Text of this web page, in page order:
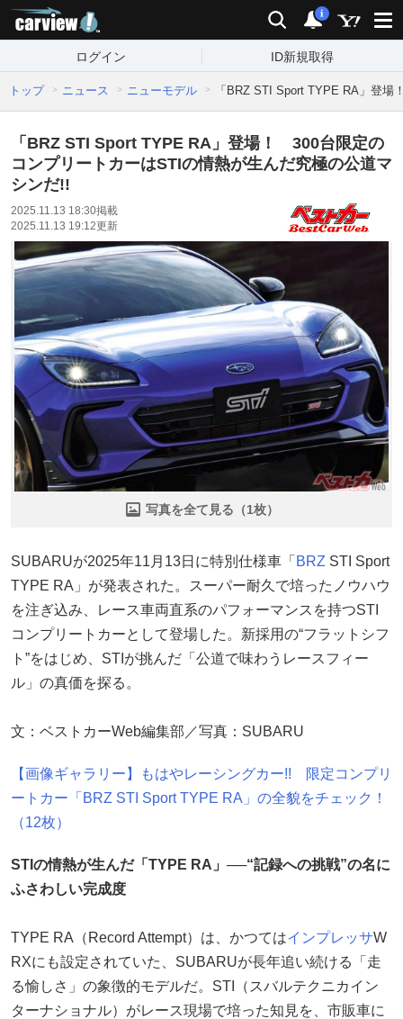
検索 通知
i
ログイン ID新規取得
トップ ニュース ニューモデル 「BRZ STI Sport TYPE RA」登
「BRZ STI Sport TYPE RA」登場！ 300台限定の
コンプリートカーはSTIの情熱が生んだ究極の公道マ
シンだ!!
2025.11.13 18:30掲載
2025.11.13 19:12更新
写真を全て見る（1枚）
SUBARUが2025年11月13日に特別仕様車「 BRZ STI Sport
TYPE RA」が発表された。スーパー耐久で培ったノウハウ
を注ぎ込み、レース車両直系のパフォーマンスを持つSTI
コンプリートカーとして登場した。新採用の“フラットシフ
ト”をはじめ、STIが挑んだ「公道で味わうレースフィー
ル」の真価を探る。
文：ベストカーWeb編集部／写真：SUBARU
【画像ギャラリー】もはやレーシングカー!! 限定コンプリ
ートカー「BRZ STI Sport TYPE RA」の全貌をチェック！
（12枚）
STIの情熱が生んだ「TYPE RA」──“記録への挑戦”の名に
ふさわしい完成度
TYPE RA（Record Attempt）は、かつてはインプレッサW
RXにも設定されていた、SUBARUが長年追い続ける「走
る愉しさ」の象徴的モデルだ。STI（スバルテクニカイン
ターナショナル）がレース現場で培った知見を、市販車に